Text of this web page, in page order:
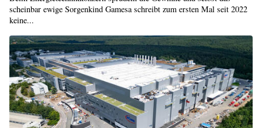
scheinbar ewige Sorgenkind Gamesa schreibt zum ersten Mal seit 2022
keine...